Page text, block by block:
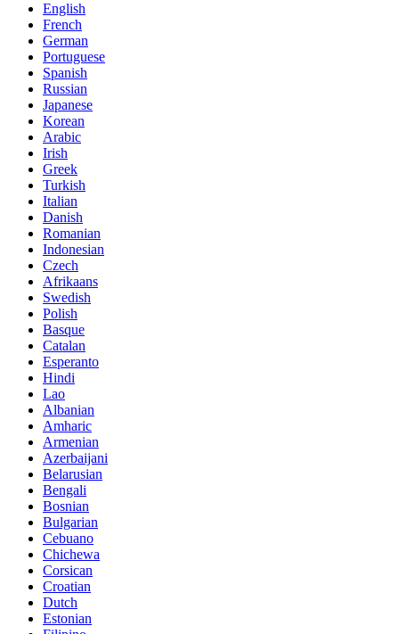
English
French
German
Portuguese
Spanish
Russian
Japanese
Korean
Arabic
Irish
Greek
Turkish
Italian
Danish
Romanian
Indonesian
Czech
Afrikaans
Swedish
Polish
Basque
Catalan
Esperanto
Hindi
Lao
Albanian
Amharic
Armenian
Azerbaijani
Belarusian
Bengali
Bosnian
Bulgarian
Cebuano
Chichewa
Corsican
Croatian
Dutch
Estonian